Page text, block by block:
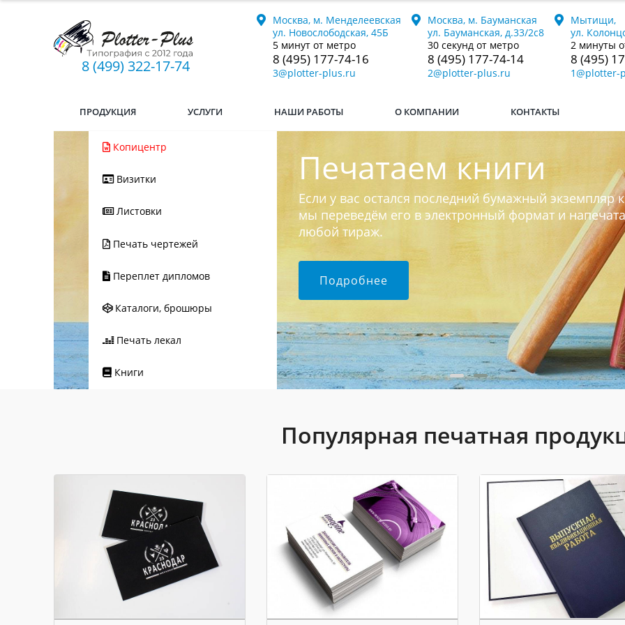
8 (499) 322-17-74
Москва, м. Менделеевская
ул. Новослободская, 45Б
5 минут от метро
8 (495) 177-74-16
3@plotter-plus.ru
Москва, м. Бауманская
ул. Бауманская, д.33/2с8
30 секунд от метро
8 (495) 177-74-14
2@plotter-plus.ru
Мытищи,
ул.
2 минуты
8 (495)
1@plotter-
ПРОДУКЦИЯ УСЛУГИ НАШИ РАБОТЫ О КОМПАНИИ КОНТАКТЫ
Копицентр
Визитки
Листовки
Печать чертежей
Переплет дипломов
Каталоги, брошюры
Печать лекал
Книги
Печатаем книги
Если у вас остался последний бумажный экземпляр
мы переведём его в электронный формат и
любой тираж.
Подробнее
Популярная печатная